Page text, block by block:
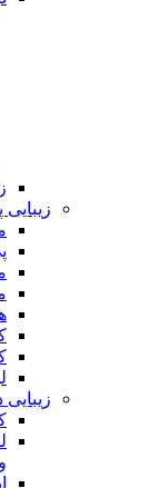
زیبایی